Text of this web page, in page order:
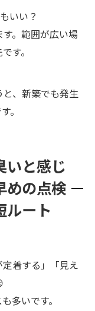
いい？
。範囲が広い場
す。
、新築でも発生
。
いと感じ
めの点検
ート
着する」「見え
多いです。